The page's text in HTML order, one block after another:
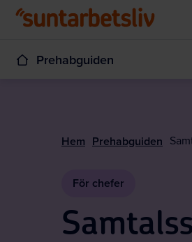
Prehabguiden
Hem Prehabguiden
För chefer